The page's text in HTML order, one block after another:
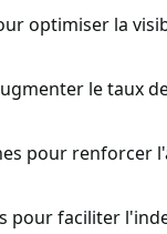
optimiser la
le taux
pour renforcer
pour faciliter